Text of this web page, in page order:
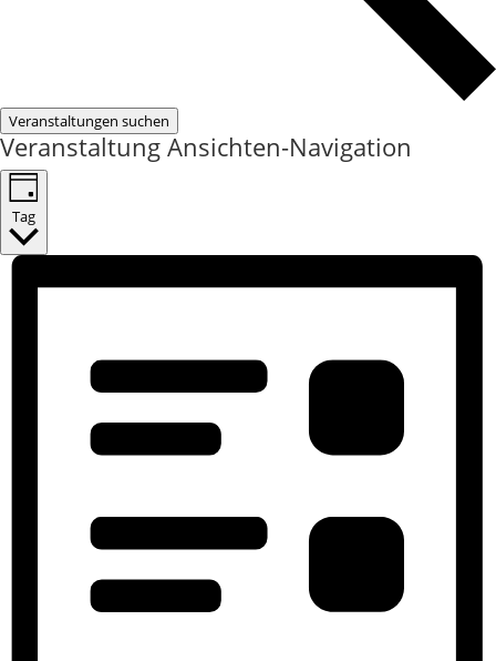
Veranstaltungen suchen
Veranstaltung Ansichten-Navigation
Tag